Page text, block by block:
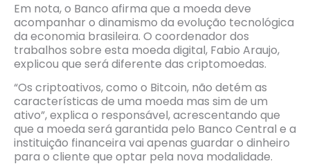
Em nota, o Banco afirma que a moeda deve
acompanhar o dinamismo da evolução tecnológica
da economia brasileira. O coordenador dos
trabalhos sobre esta moeda digital, Fabio Araujo,
explicou que será diferente das criptomoedas.
“Os criptoativos, como o Bitcoin, não detém as
características de uma moeda mas sim de um
ativo”, explica o responsável, acrescentando que
que a moeda será garantida pelo Banco Central e a
instituição financeira vai apenas guardar o dinheiro
para o cliente que optar pela nova modalidade.